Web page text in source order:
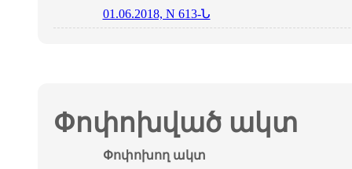
01.06.2018, N 613-Ն
Փոփոխված ակտ
Փոփոխող ակտ